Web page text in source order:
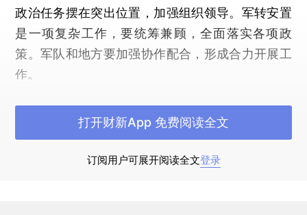
政治任务摆在突出位置，加强组织领导。军转安置
是一项复杂工作，要统筹兼顾，全面落实各项政
策。军队和地方要加强协作配合，形成合力开展工
作。
习近平强调，军转干部是党和国家的宝贵财
富，是建设中国特色社会主义的重要力量。军队干
好，也要使用好，继续发挥他们的作用。要严肃安
订阅用户可展开阅读全文登录
打开财新App 免费阅读全文